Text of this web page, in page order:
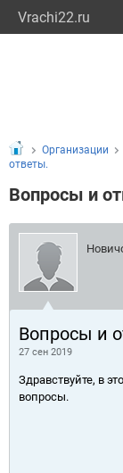
Vrachi22.ru
Организации
ответы.
Вопросы и
Вопросы и
27 сен 2019
Здравствуйте, в
вопросы.